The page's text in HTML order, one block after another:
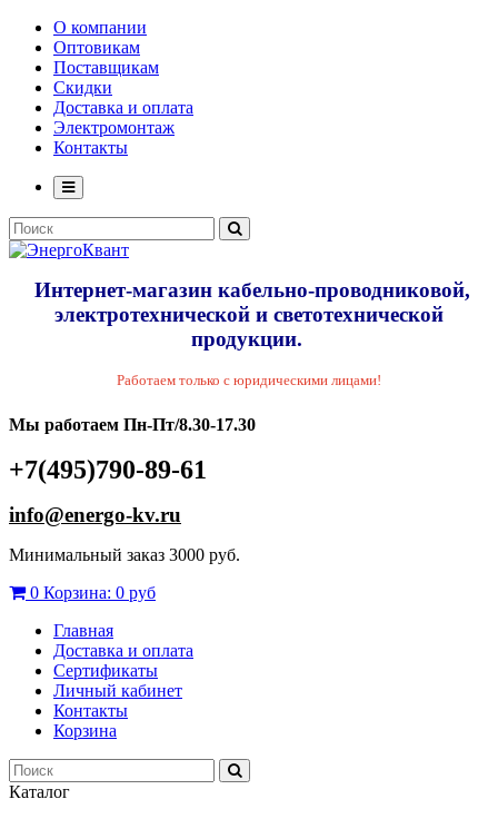
О компании
Оптовикам
Поставщикам
Скидки
Доставка и оплата
Электромонтаж
Контакты
Интернет-магазин кабельно-проводниковой,
электротехнической и светотехнической
продукции.
Работаем только с юридическими лицами!
Мы работаем Пн-Пт/8.30-17.30
+7(495)790-89-61
info@energo-kv.ru
Минимальный заказ 3000 руб.
0 Корзина: 0 руб
Главная
Доставка и оплата
Сертификаты
Личный кабинет
Контакты
Корзина
Каталог